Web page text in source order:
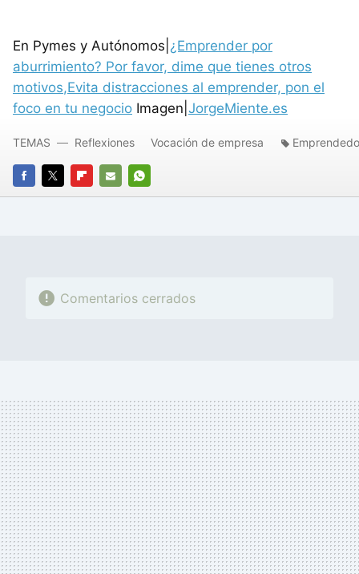
En Pymes y Autónomos| ¿Emprender por
aburrimiento? Por favor, dime que tienes otros
motivos,Evita distracciones al emprender, pon el
foco en tu negocio Imagen| JorgeMiente.es
FACEBOOK
TWITTERFLIPBOARD
E-
WHATSAPP
TEMAS Reflexiones Vocación de empresa
Comentarios cerrados